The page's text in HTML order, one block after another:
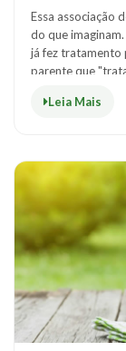
Essa associação
do que
já fez tratamento
parente que
Leia Mais